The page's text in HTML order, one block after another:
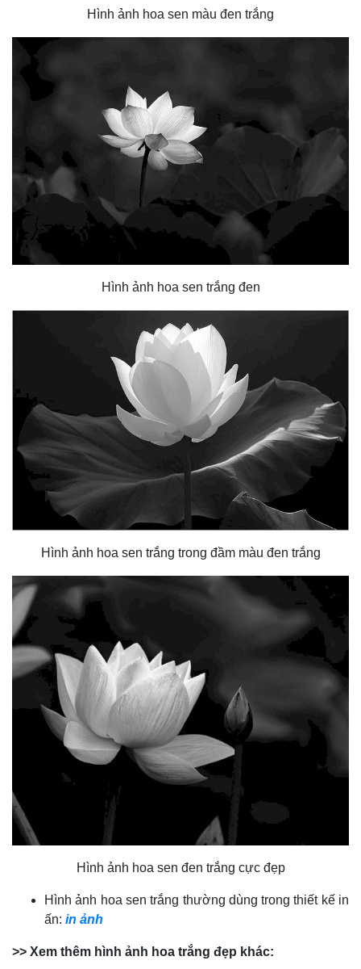
Hình ảnh hoa sen màu đen trắng
Hình ảnh hoa sen trắng đen
Hình ảnh hoa sen trắng trong đầm màu đen trắng
Hình ảnh hoa sen đen trắng cực đẹp
Hình ảnh hoa sen trắng thường dùng trong thiết kế in
ấn: in ảnh
>> Xem thêm hình ảnh hoa trắng đẹp khác: